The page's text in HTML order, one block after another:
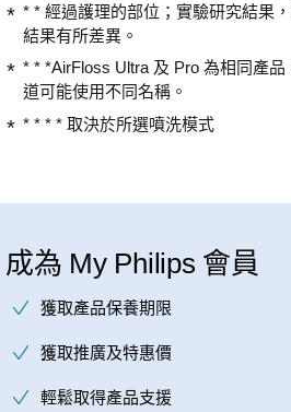
* * 經過護理的部位；實驗研究結果
結果有所差異。
* * *AirFloss Ultra 及 Pro 為相同產
道可能使用不同名稱。
* * * * 取決於所選噴洗模式
成為 My Philips 會員
獲取產品保養期限
獲取推廣及特惠價
輕鬆取得產品支援